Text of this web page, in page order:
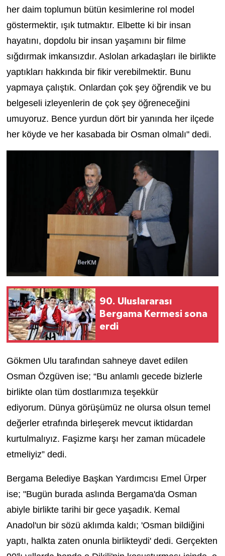
her daim toplumun bütün kesimlerine rol model
göstermektir, ışık tutmaktır. Elbette ki bir insan
hayatını, dopdolu bir insan yaşamını bir filme
sığdırmak imkansızdır. Aslolan arkadaşları ile birlikte
yaptıkları hakkında bir fikir verebilmektir. Bunu
yapmaya çalıştık. Onlardan çok şey öğrendik ve bu
belgeseli izleyenlerin de çok şey öğreneceğini
umuyoruz. Bence yurdun dört bir yanında her ilçede
her köyde ve her kasabada bir Osman olmalı" dedi.
90. Uluslararası
Bergama Kermesi sona
erdi
Gökmen Ulu tarafından sahneye davet edilen
Osman Özgüven ise; “Bu anlamlı gecede bizlerle
birlikte olan tüm dostlarımıza teşekkür
ediyorum. Dünya görüşümüz ne olursa olsun temel
değerler etrafında birleşerek mevcut iktidardan
kurtulmalıyız. Faşizme karşı her zaman mücadele
etmeliyiz” dedi.
Bergama Belediye Başkan Yardımcısı Emel Ürper
ise; "Bugün burada aslında Bergama'da Osman
abiyle birlikte tarihi bir gece yaşadık. Kemal
Anadol'un bir sözü aklımda kaldı; 'Osman bildiğini
yaptı, halkta zaten onunla birlikteydi' dedi. Gerçekten